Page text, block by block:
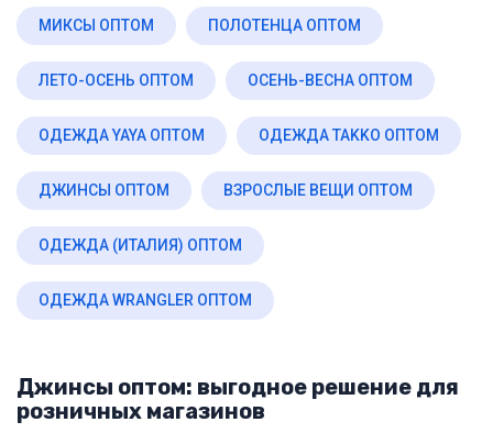
МИКСЫ ОПТОМ ПОЛОТЕНЦА ОПТОМ
ЛЕТО-ОСЕНЬ ОПТОМ ОСЕНЬ-ВЕСНА ОПТОМ
ОДЕЖДА YAYA ОПТОМ ОДЕЖДА TAKKO ОПТОМ
ДЖИНСЫ ОПТОМ ВЗРОСЛЫЕ ВЕЩИ ОПТОМ
ОДЕЖДА (ИТАЛИЯ) ОПТОМ
ОДЕЖДА WRANGLER ОПТОМ
Джинсы оптом: выгодное решение для
розничных магазинов